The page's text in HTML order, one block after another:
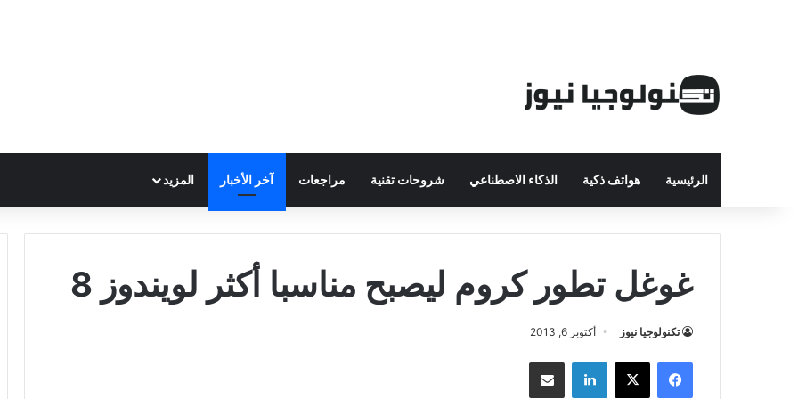
الرئيسية هواتف ذكية الذكاء الاصطناعي شروحات تقنية مراجعات آخر الأخبار المزيد
غوغل تطور كروم ليصبح مناسبا أكثر لويندوز 8
تكنولوجيا نيوز أكتوبر 6, 2013
فيسبوك ‫X لينكدإن مشاركة بالبريد الإلكتروني